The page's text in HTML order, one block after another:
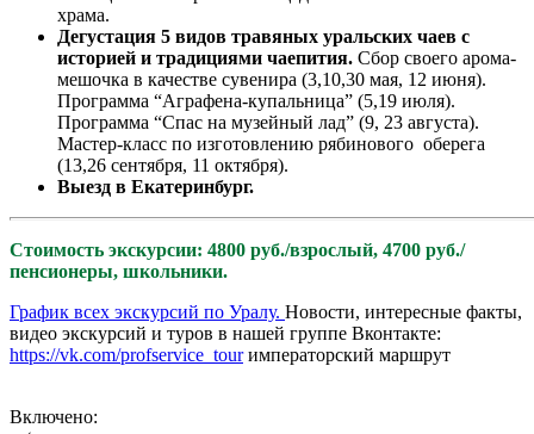
храма.
Дегустация 5 видов травяных уральских чаев с
историей и традициями чаепития. Сбор своего арома-
мешочка в качестве сувенира (3,10,30 мая, 12 июня).
Программа “Аграфена-купальница” (5,19 июля).
Программа “Спас на музейный лад” (9, 23 августа).
Мастер-класс по изготовлению рябинового оберега
(13,26 сентября, 11 октября).
Выезд в Екатеринбург.
Стоимость экскурсии: 4800 руб./взрослый, 4700 руб./
пенсионеры, школьники.
График всех экскурсий по Уралу. Новости, интересные факты,
видео экскурсий и туров в нашей группе Вконтакте:
https://vk.com/profservice_tourимператорский маршрут
Включено: